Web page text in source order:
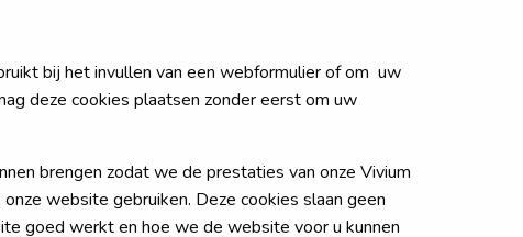
bij het invullen van een webformulier of om uw
deze cookies plaatsen zonder eerst om uw
brengen zodat we de prestaties van onze Vivium
website gebruiken. Deze cookies slaan geen
goed werkt en hoe we de website voor u kunnen